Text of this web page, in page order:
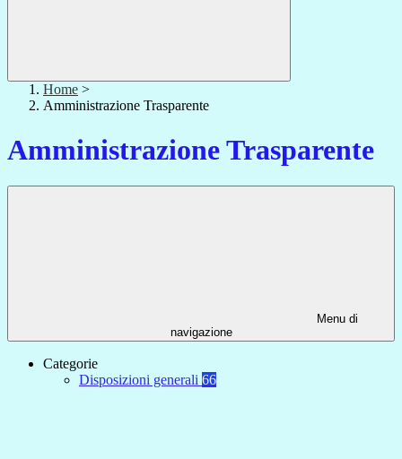
Home >
Amministrazione Trasparente
Amministrazione Trasparente
Menu di
navigazione
Categorie
Disposizioni generali 66